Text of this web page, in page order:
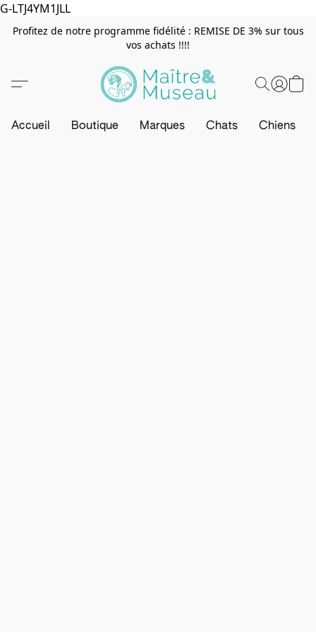
G-LTJ4YM1JLL
Profitez de notre programme fidélité : REMISE DE 3% sur tous
vos achats !!!!
Accueil Boutique Marques Chats Chiens